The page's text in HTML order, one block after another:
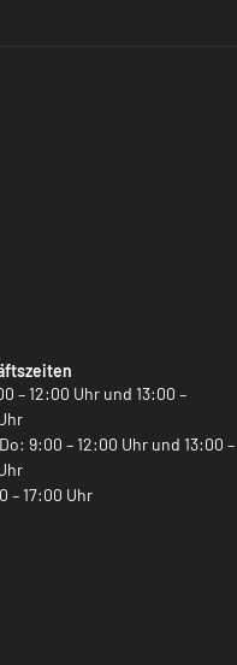
– 12:00 Uhr und 13:00 –
9:00 – 12:00 Uhr und 13:00 –
– 17:00 Uhr